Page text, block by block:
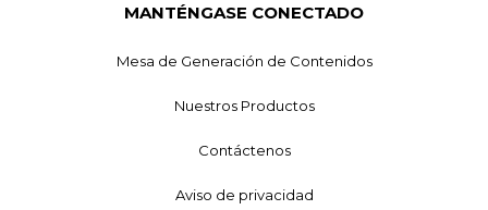
MANTÉNGASE CONECTADO
Mesa de Generación de Contenidos
Nuestros Productos
Contáctenos
Aviso de privacidad